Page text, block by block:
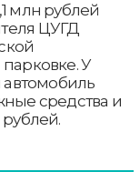
млн рублей
ЦУГД
У
автомобиль
средства и